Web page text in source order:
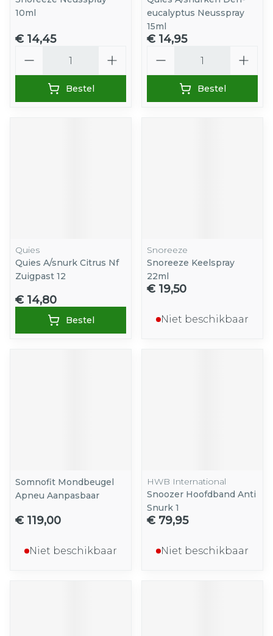
10ml
€ 14,45
Bestel
eucalyptus Neusspray
15ml
€ 14,95
Bestel
Quies
Quies A/snurk Citrus Nf
Zuigpast 12
€ 14,80
Bestel
Snoreeze
Snoreeze Keelspray
22ml
€ 19,50
Niet beschikbaar
Somnofit Mondbeugel
Apneu Aanpasbaar
€ 119,00
Niet beschikbaar
HWB International
Snoozer Hoofdband Anti
Snurk 1
€ 79,95
Niet beschikbaar